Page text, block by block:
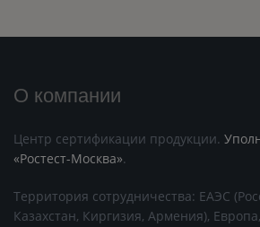
О компании
Центр сертификации продукции.
«Ростест-Москва».
Территория сотрудничества: ЕАЭС
Казахстан, Киргизия, Армения),